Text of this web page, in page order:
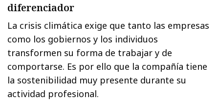
diferenciador
La crisis climática exige que tanto las empresas
como los gobiernos y los individuos
transformen su forma de trabajar y de
comportarse. Es por ello que la compañía tiene
la sostenibilidad muy presente durante su
actividad profesional.